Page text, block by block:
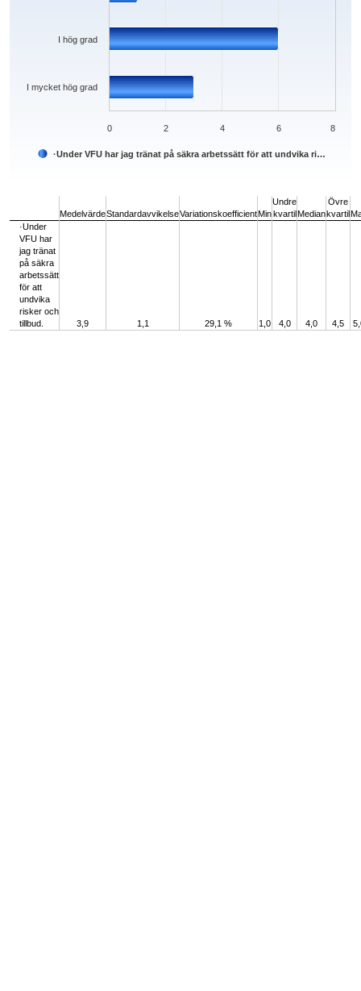
·Under VFU har jag tränat på säkra arbetssätt för att undvika ri…
I mycket hög grad
I hög grad
0 2 4 6 8
MedelvärdeStandardavvikelseVariationskoefficientMin
Undre
kvartilMedian
Övre
kvartil
·Under
VFU har
jag tränat
på säkra
arbetssätt
för att
undvika
risker och
tillbud.
3,9 1,1 29,1 % 1,0 4,0 4,0 4,5